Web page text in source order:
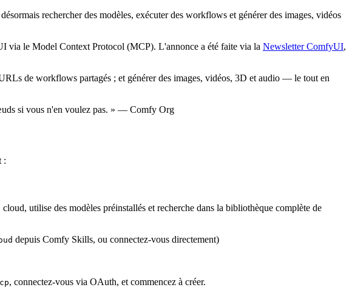
rechercher des modèles, exécuter des workflows et générer des images, vidéos
via le Model Context Protocol (MCP). L'annonce a été faite via la Newsletter ComfyUI,
de workflows partagés ; et générer des images, vidéos, 3D et audio — le tout en
si vous n'en voulez pas. » — Comfy Org
:
utilise des modèles préinstallés et recherche dans la bibliothèque complète de
depuis Comfy Skills, ou connectez-vous directement)
, connectez-vous via OAuth, et commencez à créer.